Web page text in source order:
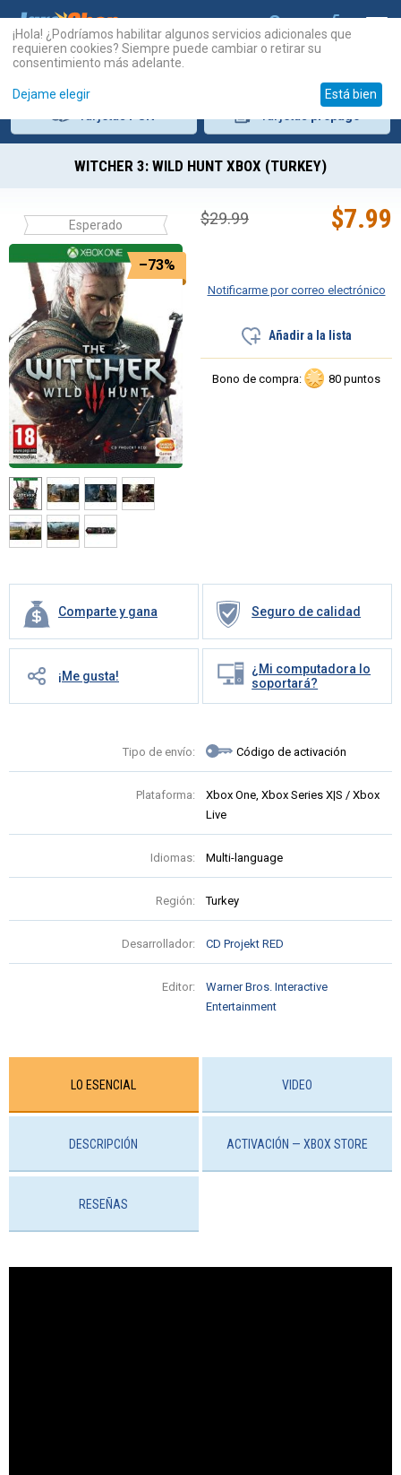
WITCHER 3: WILD HUNT XBOX (TURKEY)
Esperado
–73%
Comparte y gana Seguro de calidad
¡Me gusta!
¿Mi computadora lo
soportará?
Tipo de envío: Código de activación
Plataforma:
Xbox One, Xbox Series X|S / Xbox
Live
Idiomas: Multi-language
Región: Turkey
Desarrollador: CD Projekt RED
Editor:
Warner Bros. Interactive
Entertainment
$7.99
$29.99
Notificarme por correo electrónico
Añadir a la lista
Bono de compra: 80 puntos
LO ESENCIAL VIDEO
DESCRIPCIÓN ACTIVACIÓN — ХBOX STORE
RESEÑAS
¡Hola! ¿Podríamos habilitar algunos servicios adicionales que
requieren cookies? Siempre puede cambiar o retirar su
consentimiento más adelante.
Dejame elegir Está bien